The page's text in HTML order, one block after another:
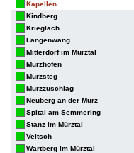
Kapellen
Kindberg
Krieglach
Langenwang
Mitterdorf im Mürztal
Mürzhofen
Mürzsteg
Mürzzuschlag
Neuberg an der Mürz
Spital am Semmering
Stanz im Mürztal
Veitsch
Wartberg im Mürztal